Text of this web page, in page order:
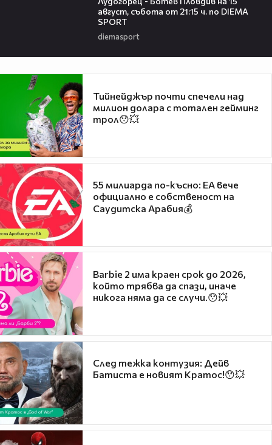
август, събота от 21:15 ч. по DIEMA
SPORT
diemasport
Тийнейджър почти спечели над
милион долара с тотален гейминг
трол😯💥
55 милиарда по-късно: EA вече
официално е собственост на
Саудитска Арабия💰
Barbie 2 има краен срок до 2026,
който трябва да спази, иначе
никога няма да се случи.😯💥
След тежка контузия: Дейв
Батиста е новият Кратос!😯💥